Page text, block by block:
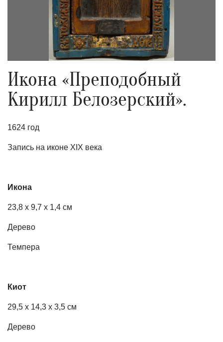
Икона «Преподобный
Кирилл Белозерский».
1624 год
Запись на иконе XIX века
Икона
23,8 х 9,7 х 1,4 см
Дерево
Темпера
Киот
29,5 х 14,3 х 3,5 см
Дерево